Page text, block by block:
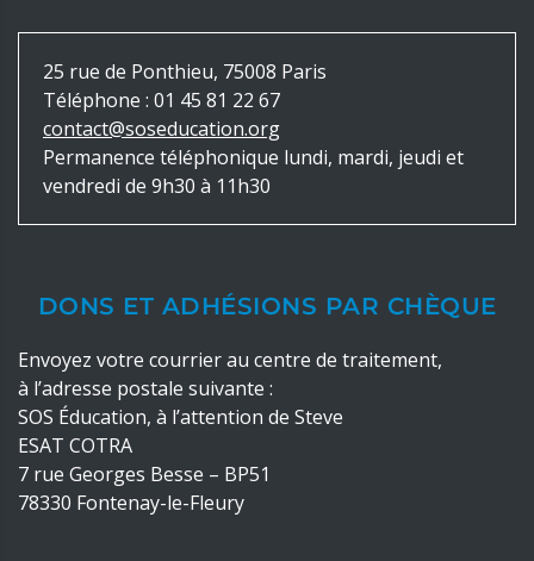
25 rue de Ponthieu, 75008 Paris
Téléphone : 01 45 81 22 67
contact@soseducation.org
Permanence téléphonique lundi, mardi, jeudi et
vendredi de 9h30 à 11h30
DONS ET ADHÉSIONS PAR CHÈQUE
Envoyez votre courrier au centre de traitement,
à l’adresse postale suivante :
SOS Éducation, à l’attention de Steve
ESAT COTRA
7 rue Georges Besse – BP51
78330 Fontenay-le-Fleury